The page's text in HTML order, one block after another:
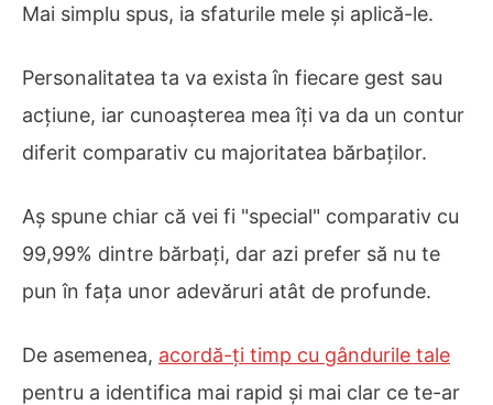
Mai simplu spus, ia sfaturile mele și aplică-le.
Personalitatea ta va exista în fiecare gest sau
acțiune, iar cunoașterea mea îți va da un contur
diferit comparativ cu majoritatea bărbaților.
Aș spune chiar că vei fi "special" comparativ cu
99,99% dintre bărbați, dar azi prefer să nu te
pun în fața unor adevăruri atât de profunde.
De asemenea, acordă-ți timp cu gândurile tale
pentru a identifica mai rapid și mai clar ce te-ar